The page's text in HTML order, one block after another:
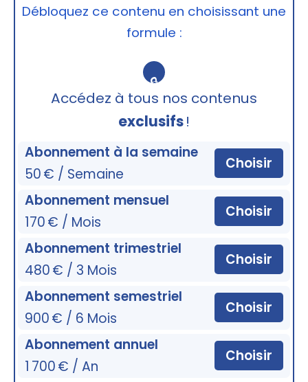
Débloquez ce contenu en choisissant une
formule :
🔒
Accédez à tous nos contenus
exclusifs!
Abonnement à la semaine
50 € / Semaine
Choisir
Abonnement mensuel
170 € / Mois
Choisir
Abonnement trimestriel
480 € / 3 Mois
Choisir
Abonnement semestriel
900 € / 6 Mois
Choisir
Abonnement annuel
1 700 € / An
Choisir